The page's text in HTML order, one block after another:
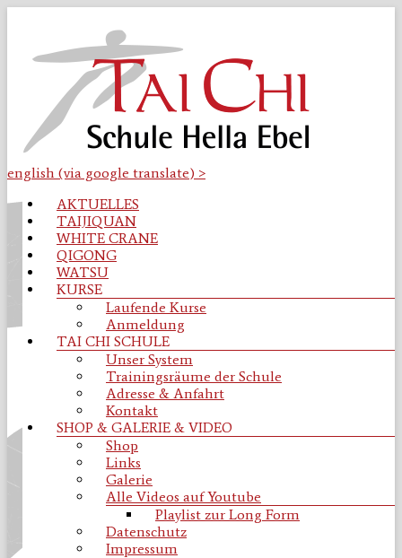
springen
Tai
Chi
Schule
Osnabrück
Taijiquan
WhiteCrane
|
english (via google translate) >
Menü
AKTUELLES
TAIJIQUAN
WHITE CRANE
QIGONG
WATSU
KURSE
Laufende Kurse
Anmeldung
TAI CHI SCHULE
Unser System
Trainingsräume der Schule
Adresse & Anfahrt
Kontakt
SHOP & GALERIE & VIDEO
Shop
Links
Galerie
Alle Videos auf Youtube
Playlist zur Long Form
Datenschutz
Impressum